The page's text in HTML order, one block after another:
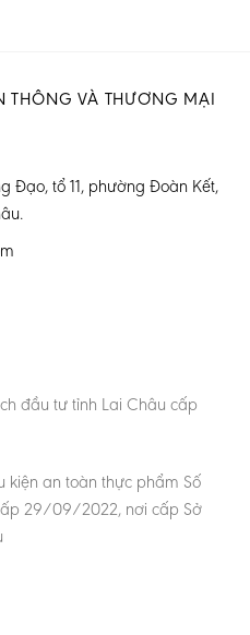
THÔNG VÀ THƯƠNG MẠI
Đạo, tổ 11, phường Đoàn Kết,
đầu tư tỉnh Lai Châu cấp
kiện an toàn thực phẩm Số
29/09/2022, nơi cấp Sở